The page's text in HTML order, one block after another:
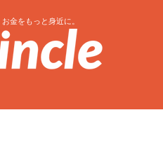
お金をもっと身近に。